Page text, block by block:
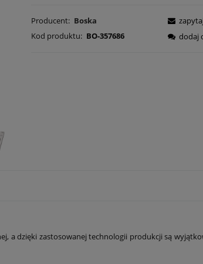
Producent: Boska
Kod produktu: BO-357686
dodaj
a dzięki zastosowanej technologii produkcji są